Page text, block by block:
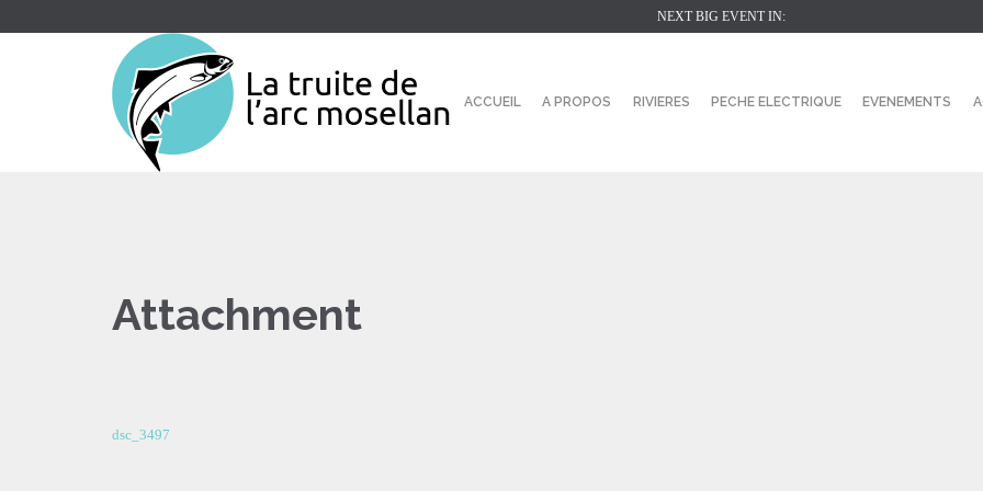
NEXT BIG EVENT IN:
ACCUEIL A PROPOS RIVIERES PECHE ELECTRIQUE EVENEMENTS
Attachment
dsc_3497